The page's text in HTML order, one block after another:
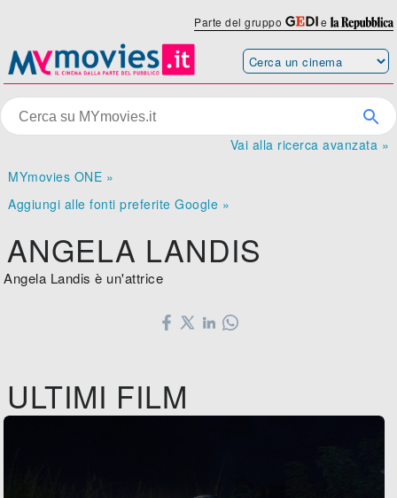
Parte del gruppo e
Vai alla ricerca avanzata »
MYmovies ONE »
Aggiungi alle fonti preferite Google »
ANGELA LANDIS
Angela Landis è un'attrice
ULTIMI FILM